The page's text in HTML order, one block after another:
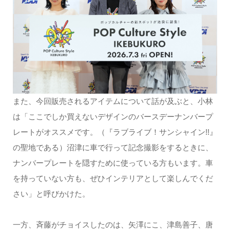
また、今回販売されるアイテムについて話が及ぶと、小林
は「ここでしか買えないデザインのバースデーナンバープ
レートがオススメです。（『ラブライブ！サンシャイン!!』
の聖地である）沼津に車で行って記念撮影をするときに、
ナンバープレートを隠すために使っている方もいます。車
を持っていない方も、ぜひインテリアとして楽しんでくだ
さい」と呼びかけた。
一方、斉藤がチョイスしたのは、矢澤にこ、津島善子、唐